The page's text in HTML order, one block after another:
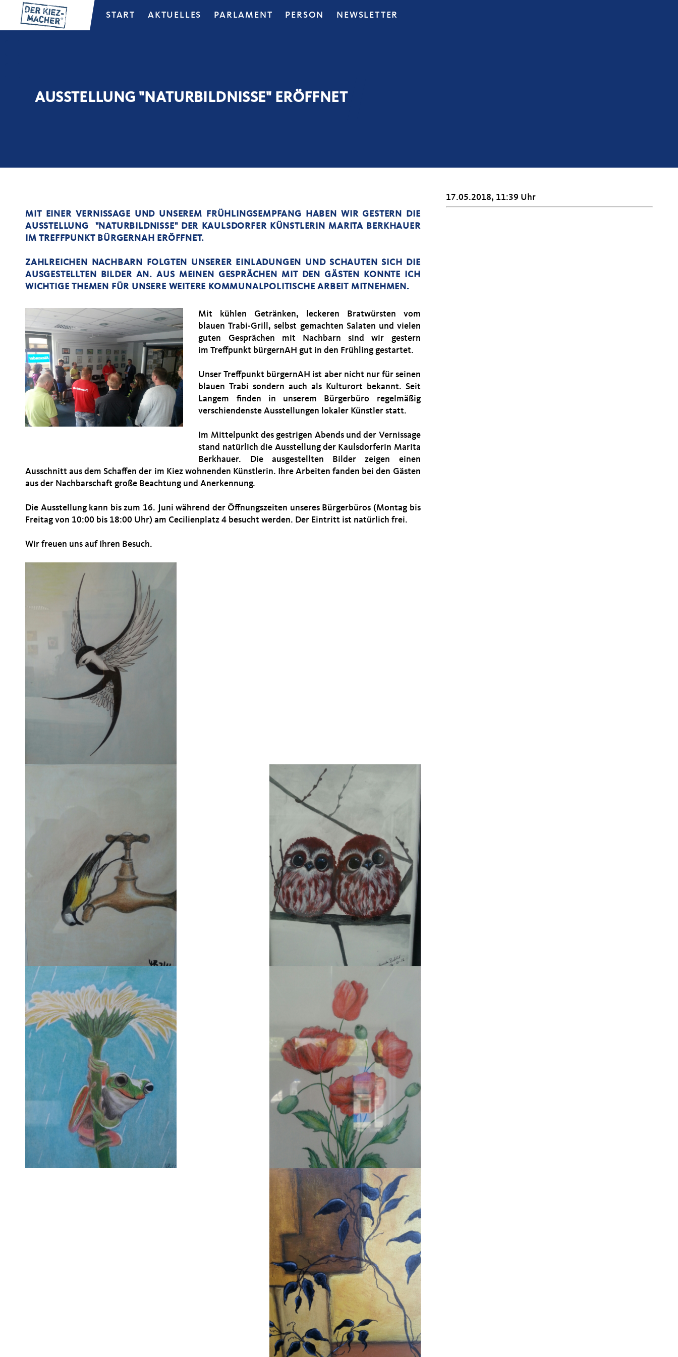
START AKTUELLES PARLAMENT PERSON NEWSLETTER
AUSSTELLUNG "NATURBILDNISSE" ERÖFFNET
MIT EINER VERNISSAGE UND UNSEREM FRÜHLINGSEMPFANG HABEN WIR GESTERN DIE
AUSSTELLUNG "NATURBILDNISSE" DER KAULSDORFER KÜNSTLERIN MARITA BERKHAUER
IM TREFFPUNKT BÜRGERNAH ERÖFFNET.
ZAHLREICHEN NACHBARN FOLGTEN UNSERER EINLADUNGEN UND SCHAUTEN SICH DIE
AUSGESTELLTEN BILDER AN. AUS MEINEN GESPRÄCHEN MIT DEN GÄSTEN KONNTE ICH
WICHTIGE THEMEN FÜR UNSERE WEITERE KOMMUNALPOLITISCHE ARBEIT MITNEHMEN.
Mit kühlen Getränken, leckeren Bratwürsten vom
blauen Trabi-Grill, selbst gemachten Salaten und vielen
guten Gesprächen mit Nachbarn sind wir gestern
im Treffpunkt bürgernAH gut in den Frühling gestartet.
Unser Treffpunkt bürgernAH ist aber nicht nur für seinen
blauen Trabi sondern auch als Kulturort bekannt. Seit
Langem finden in unserem Bürgerbüro regelmäßig
verschiendenste Ausstellungen lokaler Künstler statt.
Im Mittelpunkt des gestrigen Abends und der Vernissage
stand natürlich die Ausstellung der Kaulsdorferin Marita
Berkhauer. Die ausgestellten Bilder zeigen einen
Ausschnitt aus dem Schaffen der im Kiez wohnenden Künstlerin. Ihre Arbeiten fanden bei den Gästen
aus der Nachbarschaft große Beachtung und Anerkennung.
Die Ausstellung kann bis zum 16. Juni während der Öffnungszeiten unseres Bürgerbüros (Montag bis
Freitag von 10:00 bis 18:00 Uhr) am Cecilienplatz 4 besucht werden. Der Eintritt ist natürlich frei.
Wir freuen uns auf Ihren Besuch.
17.05.2018, 11:39 Uhr